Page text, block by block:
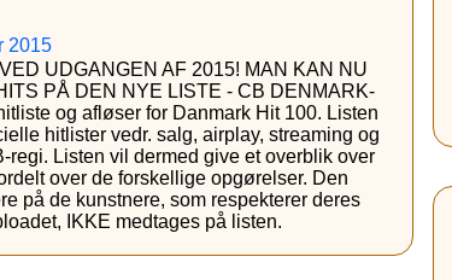
2015
UDGANGEN AF 2015! MAN KAN NU
PÅ DEN NYE LISTE - CB DENMARK-
og afløser for Danmark Hit 100. Listen
hitlister vedr. salg, airplay, streaming og
regi. Listen vil dermed give et overblik over
over de forskellige opgørelser. Den
på de kunstnere, som respekterer deres
IKKE medtages på listen.